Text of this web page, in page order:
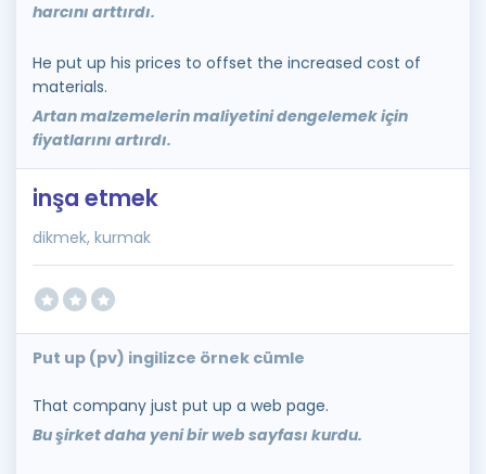
harcını arttırdı.
He put up his prices to offset the increased cost of
materials.
Artan malzemelerin maliyetini dengelemek için
fiyatlarını artırdı.
inşa etmek
dikmek, kurmak
Put up (pv) ingilizce örnek cümle
That company just put up a web page.
Bu şirket daha yeni bir web sayfası kurdu.